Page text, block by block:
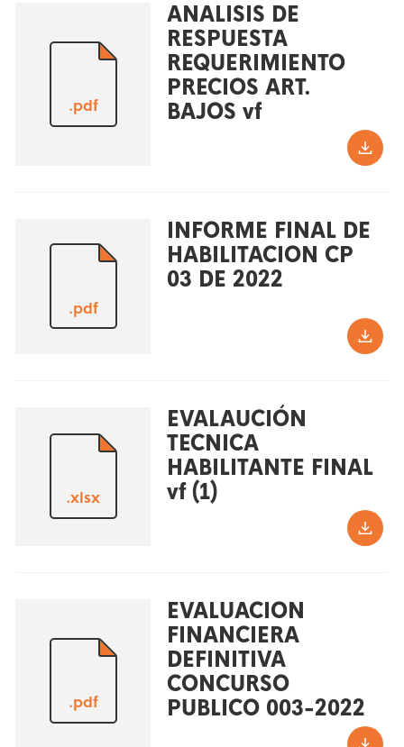
.pdf
ANALISIS DE
RESPUESTA
REQUERIMIENTO
PRECIOS ART.
BAJOS vf
.pdf
INFORME FINAL DE
HABILITACION CP
03 DE 2022
.xlsx
EVALAUCIÓN
TECNICA
HABILITANTE FINAL
vf (1)
.pdf
EVALUACION
FINANCIERA
DEFINITIVA
CONCURSO
PUBLICO 003-2022